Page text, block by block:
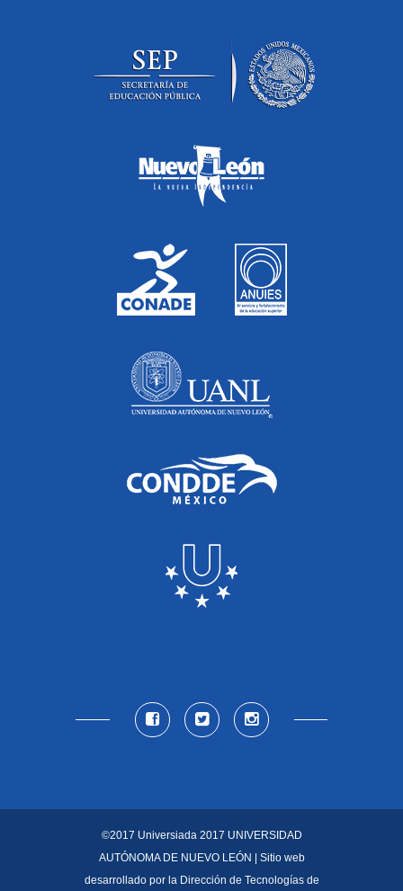
©2017 Universiada 2017 UNIVERSIDAD
AUTÓNOMA DE NUEVO LEÓN | Sitio web
desarrollado por la Dirección de Tecnologías de